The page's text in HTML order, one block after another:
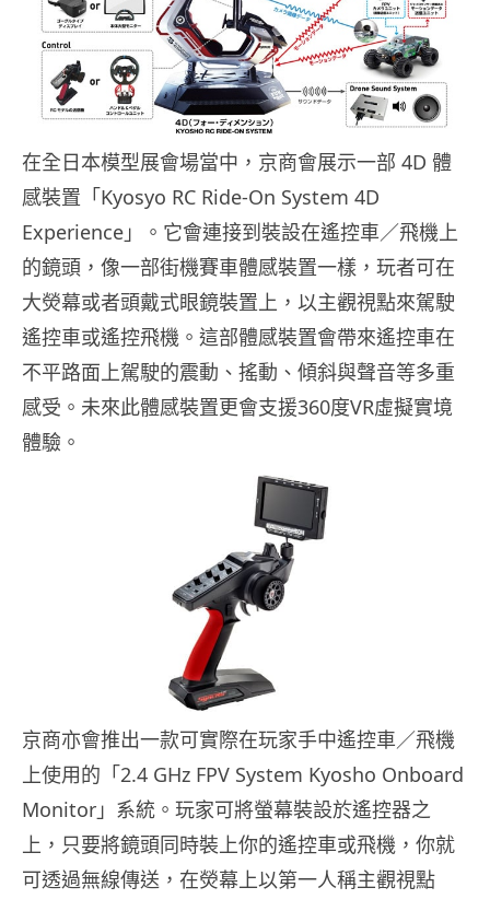
在全日本模型展會場當中，京商會展示一部 4D 體
感裝置「Kyosyo RC Ride-On System 4D
Experience」。它會連接到裝設在遙控車／飛機上
的鏡頭，像一部街機賽車體感裝置一樣，玩者可在
大熒幕或者頭戴式眼鏡裝置上，以主觀視點來駕駛
遙控車或遙控飛機。這部體感裝置會帶來遙控車在
不平路面上駕駛的震動、搖動、傾斜與聲音等多重
感受。未來此體感裝置更會支援360度VR虛擬實境
體驗。
京商亦會推出一款可實際在玩家手中遙控車／飛機
上使用的「2.4 GHz FPV System Kyosho Onboard
Monitor」系統。玩家可將螢幕裝設於遙控器之
上，只要將鏡頭同時裝上你的遙控車或飛機，你就
可透過無線傳送，在熒幕上以第一人稱主觀視點